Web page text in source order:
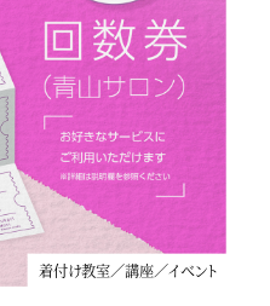
着付け教室／講座／イベント
室